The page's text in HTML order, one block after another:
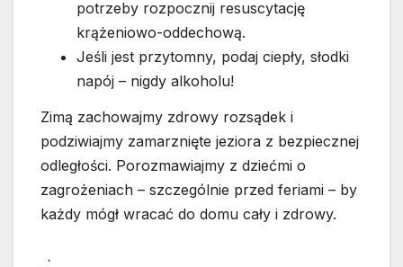
potrzeby rozpocznij resuscytację
krążeniowo-oddechową.
Jeśli jest przytomny, podaj ciepły, słodki
napój – nigdy alkoholu!
Zimą zachowajmy zdrowy rozsądek i
podziwiajmy zamarznięte jeziora z bezpiecznej
odległości. Porozmawiajmy z dziećmi o
zagrożeniach – szczególnie przed feriami – by
każdy mógł wracać do domu cały i zdrowy.